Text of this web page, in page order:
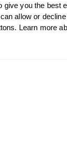
give you the best
allow or
Learn more
zu
wenn sich